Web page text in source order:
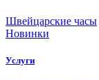
Швейцарские часы
Новинки
Услуги